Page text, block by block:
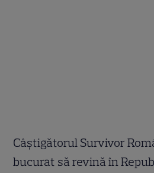
Câștigătorul Survivor
bucurat să revină în